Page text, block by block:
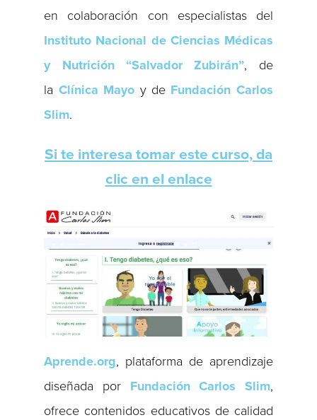
en colaboración con especialistas del
Instituto Nacional de Ciencias Médicas
y Nutrición “Salvador Zubirán”, de
la Clínica Mayo y de Fundación Carlos
Slim.
Si te interesa tomar este curso, da
clic en el enlace
Aprende.org, plataforma de aprendizaje
diseñada por Fundación Carlos Slim,
ofrece contenidos educativos de calidad